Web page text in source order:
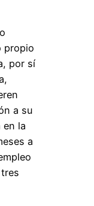
propio
por sí
a su
en la
a